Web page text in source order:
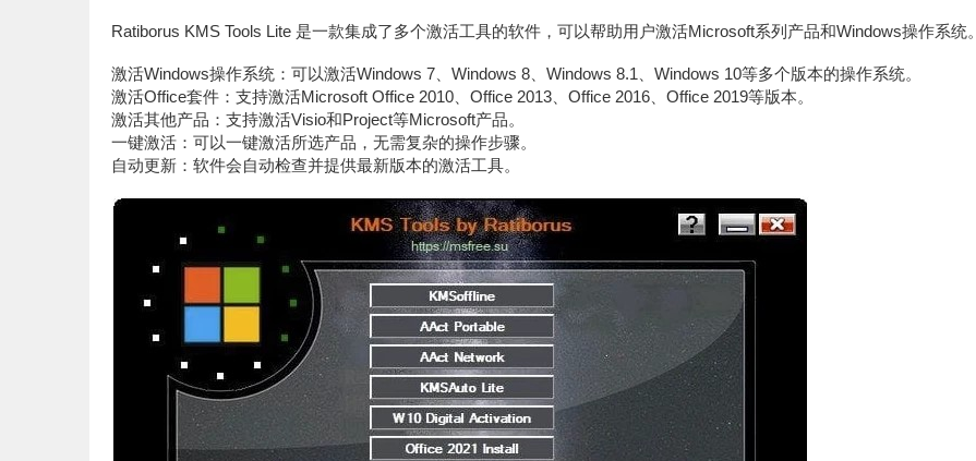
Ratiborus KMS Tools Lite 是一款集成了多个激活工具的软件，可以帮助用户激活Microsoft系列产品和Windows操作系统。
激活Windows操作系统：可以激活Windows 7、Windows 8、Windows 8.1、Windows 10等多个版本的操作系统。
激活Office套件：支持激活Microsoft Office 2010、Office 2013、Office 2016、Office 2019等版本。
激活其他产品：支持激活Visio和Project等Microsoft产品。
一键激活：可以一键激活所选产品，无需复杂的操作步骤。
自动更新：软件会自动检查并提供最新版本的激活工具。